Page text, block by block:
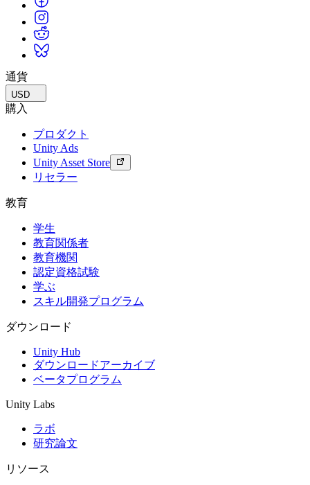
通貨
USD
購入
プロダクト
Unity Ads
Unity Asset Store
リセラー
教育
学生
教育関係者
教育機関
認定資格試験
学ぶ
スキル開発プログラム
ダウンロード
Unity Hub
ダウンロードアーカイブ
ベータプログラム
Unity Labs
ラボ
研究論文
リソース